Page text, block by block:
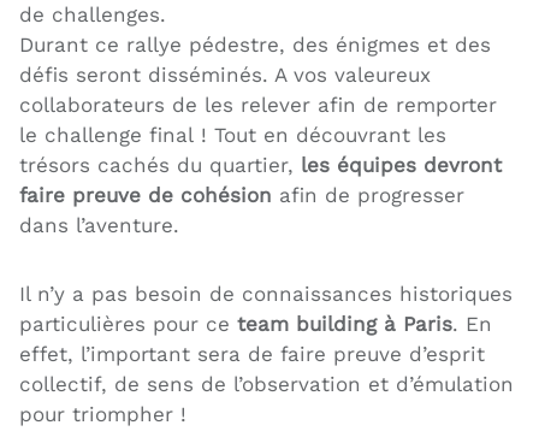
de challenges.
Durant ce rallye pédestre, des énigmes et des
défis seront disséminés. A vos valeureux
collaborateurs de les relever afin de remporter
le challenge final ! Tout en découvrant les
trésors cachés du quartier, les équipes devront
faire preuve de cohésion afin de progresser
dans l’aventure.
Il n’y a pas besoin de connaissances historiques
particulières pour ce team building à Paris. En
effet, l’important sera de faire preuve d’esprit
collectif, de sens de l’observation et d’émulation
pour triompher !